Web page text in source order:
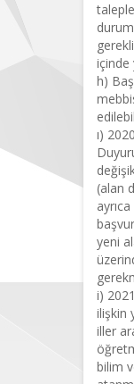
içinde
h)
ı)
(alan
yeni
i)
ilişkin
iller
bilim